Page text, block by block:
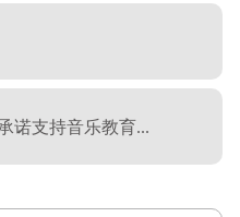
诺支持音乐教育...